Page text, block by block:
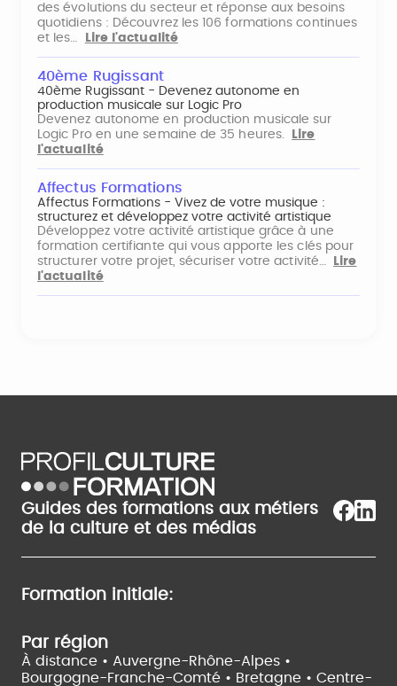
des évolutions du secteur et réponse aux besoins
quotidiens : Découvrez les 106 formations continues
et les…
Lire l'actualité
40ème Rugissant
40ème Rugissant - Devenez autonome en
production musicale sur Logic Pro
Devenez autonome en production musicale sur
Logic Pro en une semaine de 35 heures.
Lire
l'actualité
Affectus Formations
Affectus Formations - Vivez de votre musique :
structurez et développez votre activité artistique
Développez votre activité artistique grâce à une
formation certifiante qui vous apporte les clés pour
structurer votre projet, sécuriser votre activité…
Lire
l'actualité
Guides des formations aux métiers
de la culture et des médias
Formation initiale:
Par région
À distance • Auvergne-Rhône-Alpes •
Bourgogne-Franche-Comté • Bretagne • Centre-